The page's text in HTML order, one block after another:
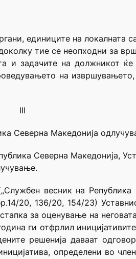
единиците на локалната
тие се неопходни за
задачите на должникот ќе
на
III
Северна Македонија
Северна Македонија,
весник на Република
20, 136/20, 154/23)
за оценување на
ги отфрлил
решенија даваат
определени во